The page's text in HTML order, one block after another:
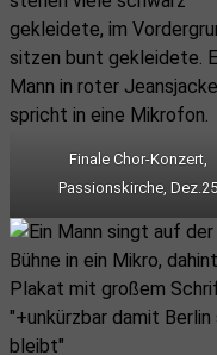
Finale Chor-Konzert,
Passionskirche, Dez.25